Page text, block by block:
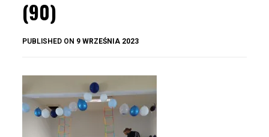
(90)
PUBLISHED ON 9 WRZEŚNIA 2023